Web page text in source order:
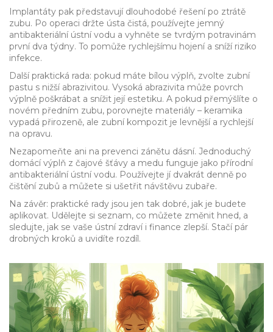
Implantáty pak představují dlouhodobé řešení po ztrátě
zubu. Po operaci držte ústa čistá, používejte jemný
antibakteriální ústní vodu a vyhněte se tvrdým potravinám
první dva týdny. To pomůže rychlejšímu hojení a sníží riziko
infekce.
Další praktická rada: pokud máte bílou výplň, zvolte zubní
pastu s nižší abrazivitou. Vysoká abrazivita může povrch
výplně poškrábat a snížit její estetiku. A pokud přemýšlíte o
novém předním zubu, porovnejte materiály – keramika
vypadá přirozeně, ale zubní kompozit je levnější a rychlejší
na opravu.
Nezapomeňte ani na prevenci zánětu dásní. Jednoduchý
domácí výplň z čajové šťávy a medu funguje jako přírodní
antibakteriální ústní vodu. Používejte jí dvakrát denně po
čištění zubů a můžete si ušetřit návštěvu zubaře.
Na závěr: praktické rady jsou jen tak dobré, jak je budete
aplikovat. Udělejte si seznam, co můžete změnit hned, a
sledujte, jak se vaše ústní zdraví i finance zlepší. Stačí pár
drobných kroků a uvidíte rozdíl.